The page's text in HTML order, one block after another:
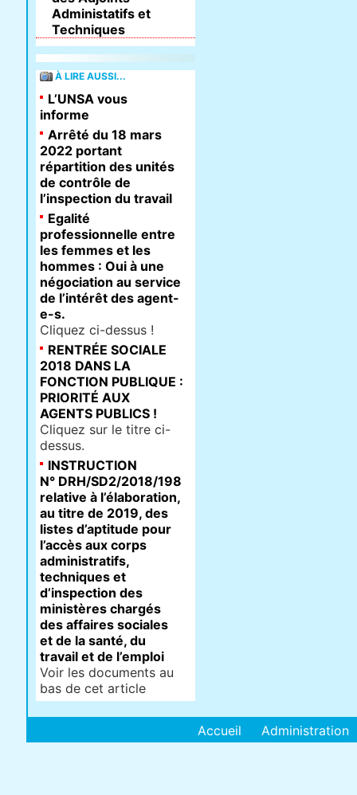
Administatifs et
Techniques
À LIRE AUSSI...
L’UNSA vous
informe
Arrêté du 18 mars
2022 portant
répartition des unités
de contrôle de
l’inspection du travail
Egalité
professionnelle entre
les femmes et les
hommes : Oui à une
négociation au service
de l’intérêt des agent-
e-s.
Cliquez ci-dessus !
RENTRÉE SOCIALE
2018 DANS LA
FONCTION PUBLIQUE :
PRIORITÉ AUX
AGENTS PUBLICS !
Cliquez sur le titre ci-
dessus.
INSTRUCTION
N° DRH/SD2/2018/198
relative à l’élaboration,
au titre de 2019, des
listes d’aptitude pour
l’accès aux corps
administratifs,
techniques et
d’inspection des
ministères chargés
des affaires sociales
et de la santé, du
travail et de l’emploi
Voir les documents au
bas de cet article
Accueil Administration